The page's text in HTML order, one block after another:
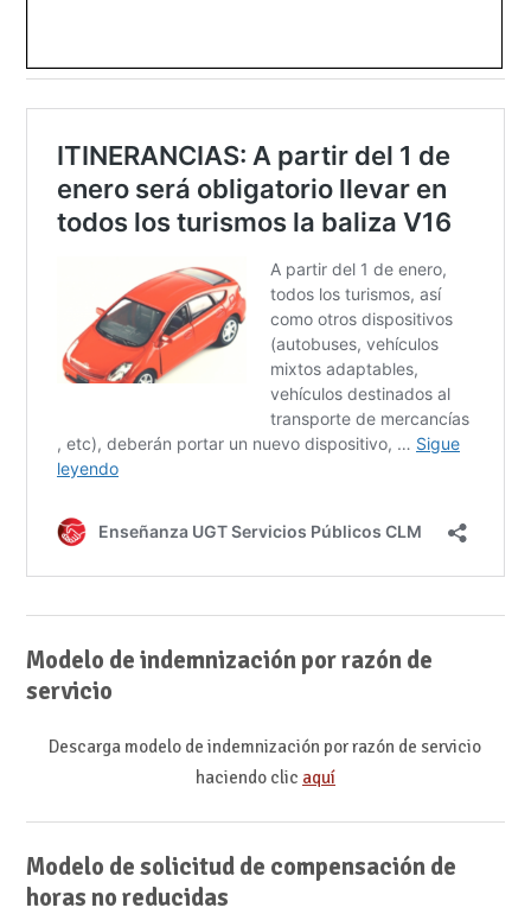
Modelo de indemnización por razón de
servicio
Descarga modelo de indemnización por razón de servicio
haciendo clic aquí
Modelo de solicitud de compensación de
horas no reducidas